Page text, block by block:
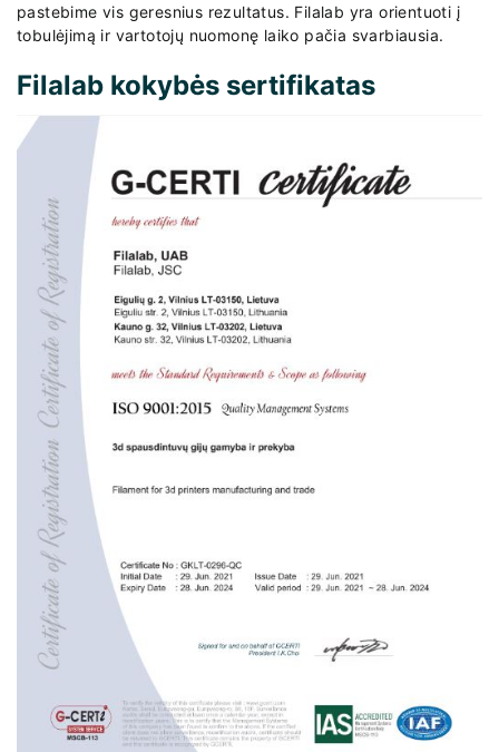
pastebime vis geresnius rezultatus. Filalab yra orientuoti į
tobulėjimą ir vartotojų nuomonę laiko pačia svarbiausia.
Filalab kokybės sertifikatas